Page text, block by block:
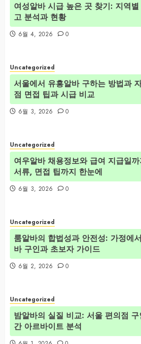
여성알바 시급 높은 곳 찾기: 지역
고 분석과 현황
6월 4, 2026 0
Uncategorized
서울에서 유흥알바 구하는 방법과
점 면접 팁과 시급 비교
6월 3, 2026 0
Uncategorized
여우알바 채용정보와 급여 지급일
서류, 면접 팁까지 한눈에
6월 3, 2026 0
Uncategorized
룸알바의 합법성과 안전성: 가정에
바 구인과 초보자 가이드
6월 2, 2026 0
Uncategorized
밤알바의 실질 비교: 서울 편의점
간 아르바이트 분석